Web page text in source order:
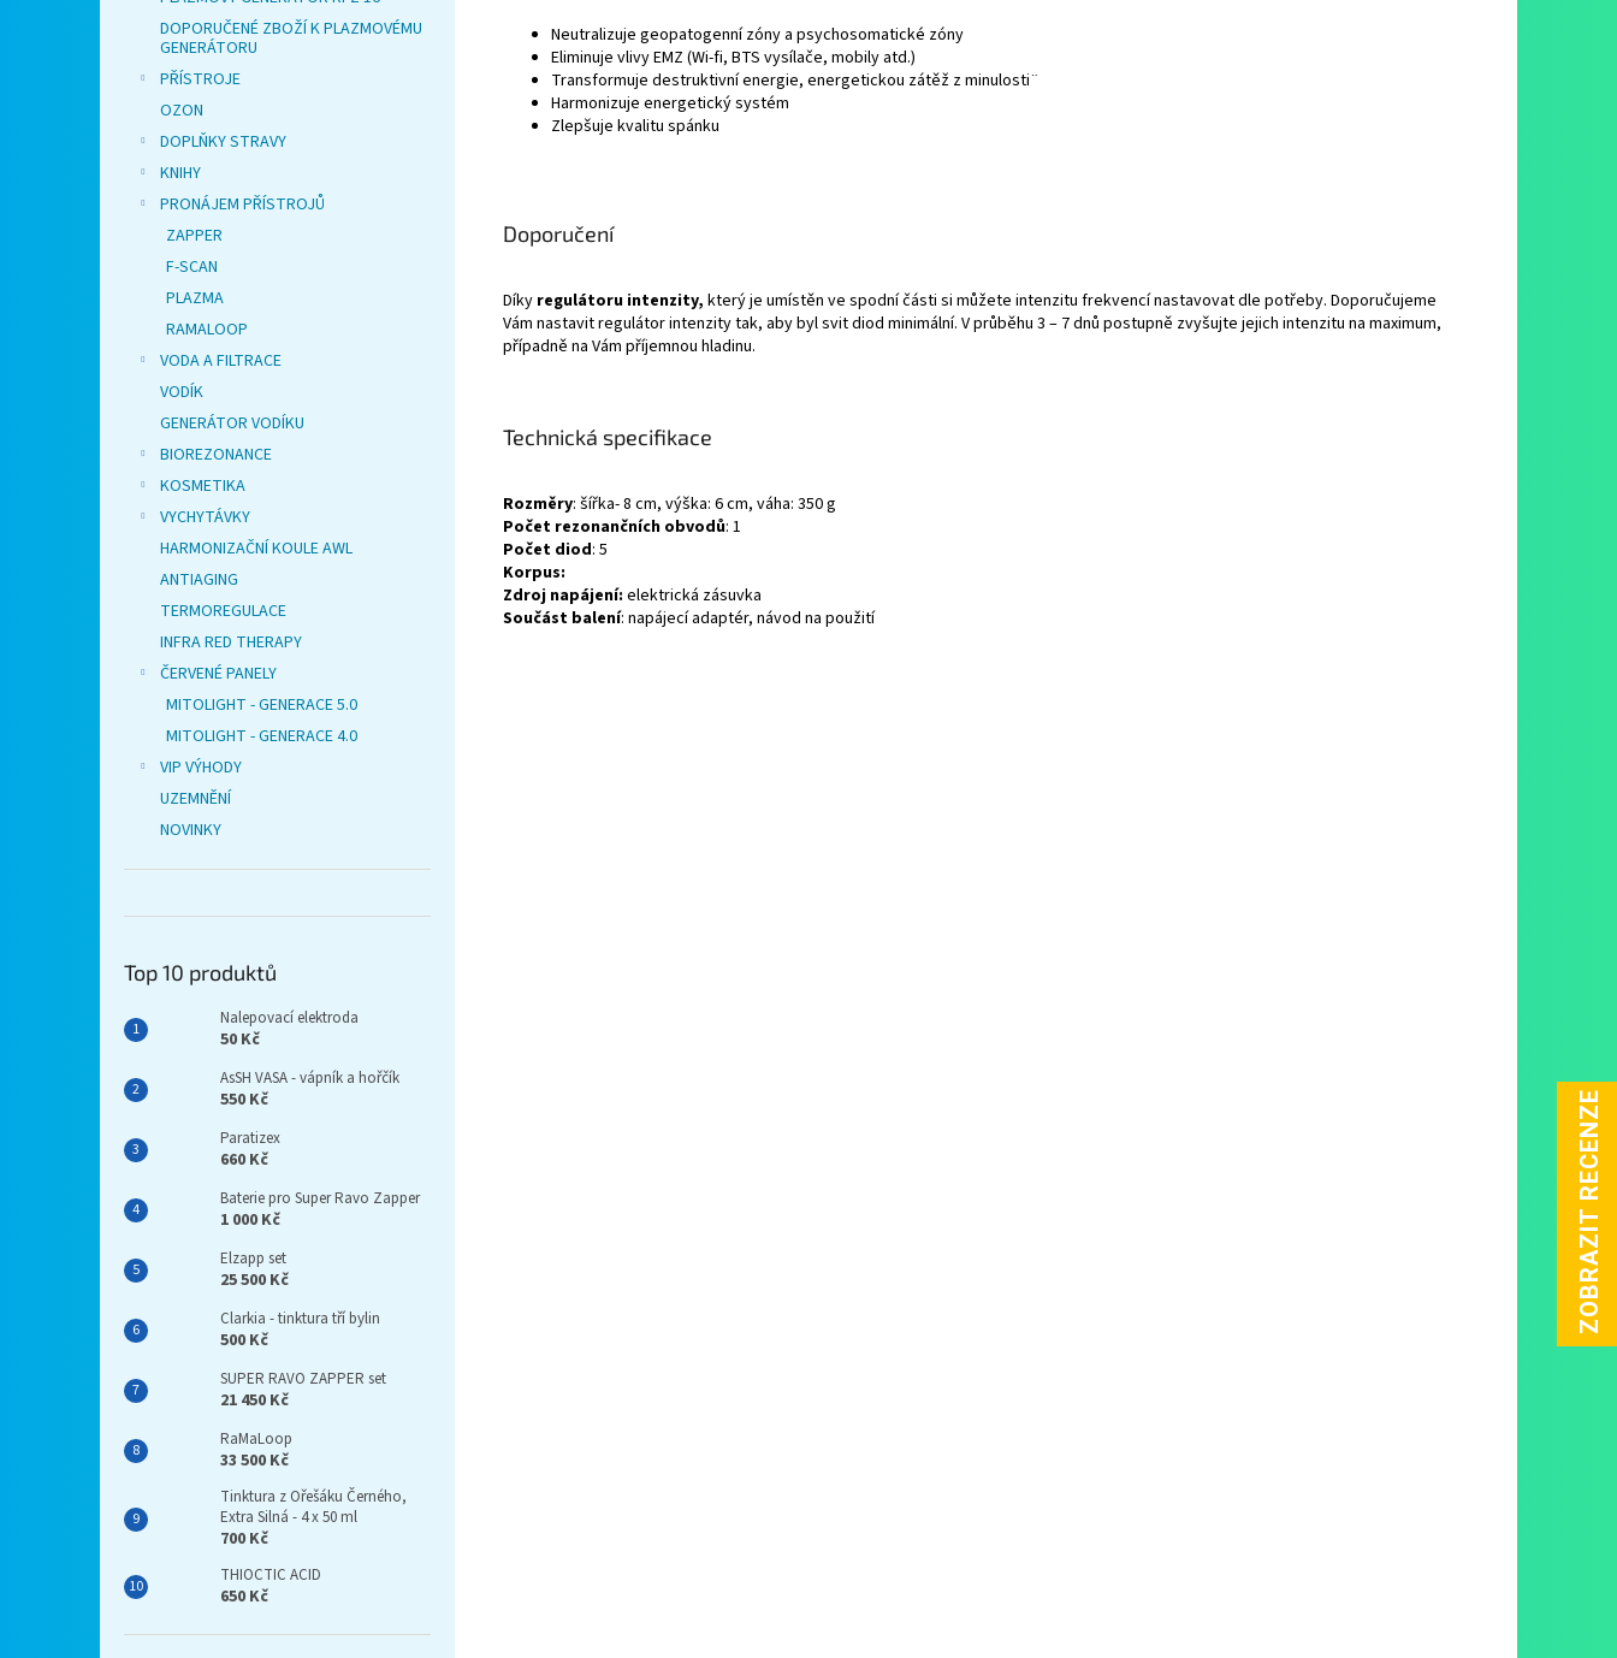
DOPORUČENÉ ZBOŽÍ K PLAZMOVÉMU
GENERÁTORU
PŘÍSTROJE
OZON
DOPLŇKY STRAVY
KNIHY
PRONÁJEM PŘÍSTROJŮ
ZAPPER
F-SCAN
PLAZMA
RAMALOOP
VODA A FILTRACE
VODÍK
GENERÁTOR VODÍKU
BIOREZONANCE
KOSMETIKA
VYCHYTÁVKY
HARMONIZAČNÍ KOULE AWL
ANTIAGING
TERMOREGULACE
INFRA RED THERAPY
ČERVENÉ PANELY
MITOLIGHT - GENERACE 5.0
MITOLIGHT - GENERACE 4.0
VIP VÝHODY
UZEMNĚNÍ
NOVINKY
Top 10 produktů
Nalepovací elektroda
50 Kč
AsSH VASA - vápník a hořčík
550 Kč
Paratizex
660 Kč
Baterie pro Super Ravo Zapper
1 000 Kč
Elzapp set
25 500 Kč
Clarkia - tinktura tří bylin
500 Kč
SUPER RAVO ZAPPER set
21 450 Kč
RaMaLoop
33 500 Kč
Tinktura z Ořešáku Černého,
Extra Silná - 4 x 50 ml
700 Kč
THIOCTIC ACID
650 Kč
Neutralizuje geopatogenní zóny a psychosomatické zóny
Eliminuje vlivy EMZ (Wi-fi, BTS vysílače, mobily atd.)
Transformuje destruktivní energie, energetickou zátěž z minulosti¨
Harmonizuje energetický systém
Zlepšuje kvalitu spánku
Doporučení
Díky regulátoru intenzity, který je umístěn ve spodní části si můžete intenzitu frekvencí nastavovat dle potřeby. Doporučujeme
Vám nastavit regulátor intenzity tak, aby byl svit diod minimální. V průběhu 3 – 7 dnů postupně zvyšujte jejich intenzitu na maximum,
případně na Vám příjemnou hladinu.
Technická specifikace
Rozměry: šířka- 8 cm, výška: 6 cm, váha: 350 g
Počet rezonančních obvodů: 1
Počet diod: 5
Korpus:
Zdroj napájení: elektrická zásuvka
Součást balení: napájecí adaptér, návod na použití